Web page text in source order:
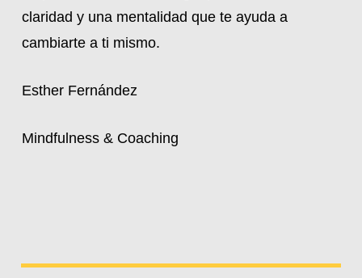
claridad y una mentalidad que te ayuda a
cambiarte a ti mismo.
Esther Fernández
Mindfulness & Coaching